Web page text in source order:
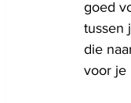
goed
tussen
die
voor je